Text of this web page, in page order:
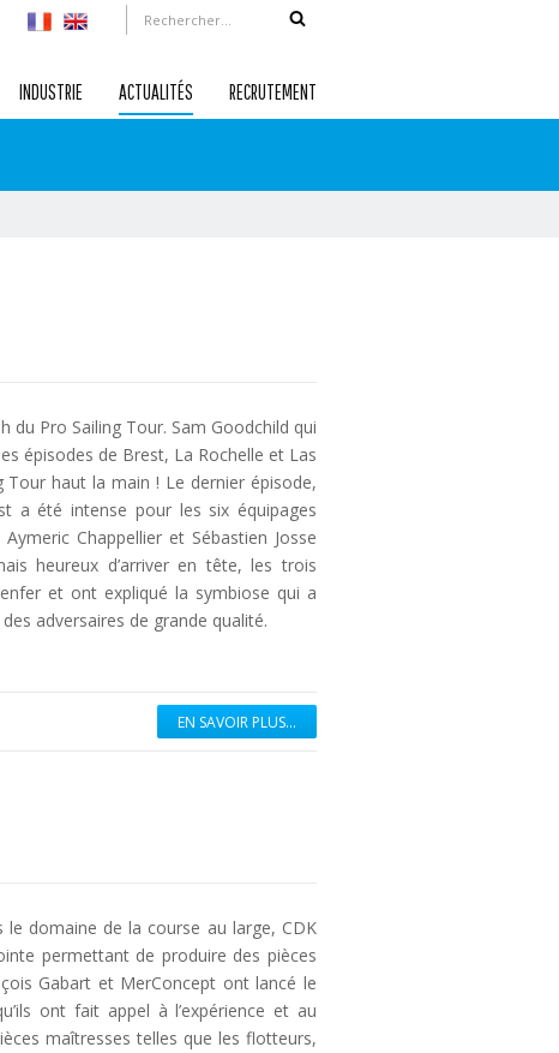
INDUSTRIE ACTUALITÉS RECRUTEMENT
du Pro Sailing Tour. Sam Goodchild qui
épisodes de Brest, La Rochelle et Las
haut la main ! Le dernier épisode,
a été intense pour les six équipages
Chappellier et Sébastien Josse
heureux d’arriver en tête, les trois
et ont expliqué la symbiose qui a
adversaires de grande qualité.
EN SAVOIR PLUS...
le domaine de la course au large, CDK
permettant de produire des pièces
Gabart et MerConcept ont lancé le
ont fait appel à l’expérience et au
maîtresses telles que les flotteurs,